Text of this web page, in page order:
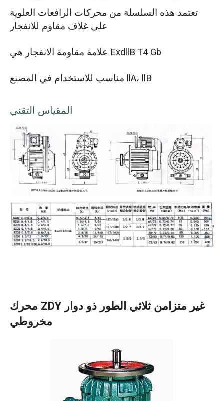
تعتمد هذه السلسلة من محركات الرافعات العلوية
على غلاف مقاوم للانفجار
علامة مقاومة الانفجار هي ExdllB T4 Gb
مناسب للاستخدام في المصنع llA، llB
المقياس التقني
محرك ZDY غير متزامن ثلاثي الطور ذو دوار
مخروطي